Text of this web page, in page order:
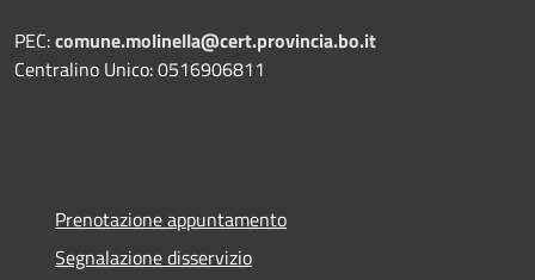
PEC:comune.molinella@cert.provincia.bo.it
Centralino Unico: 0516906811
Prenotazione appuntamento
Segnalazione disservizio